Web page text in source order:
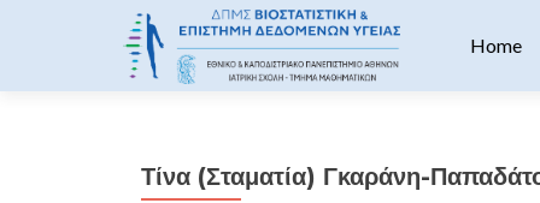
Home
Τίνα (Σταματία) Γκαράνη-